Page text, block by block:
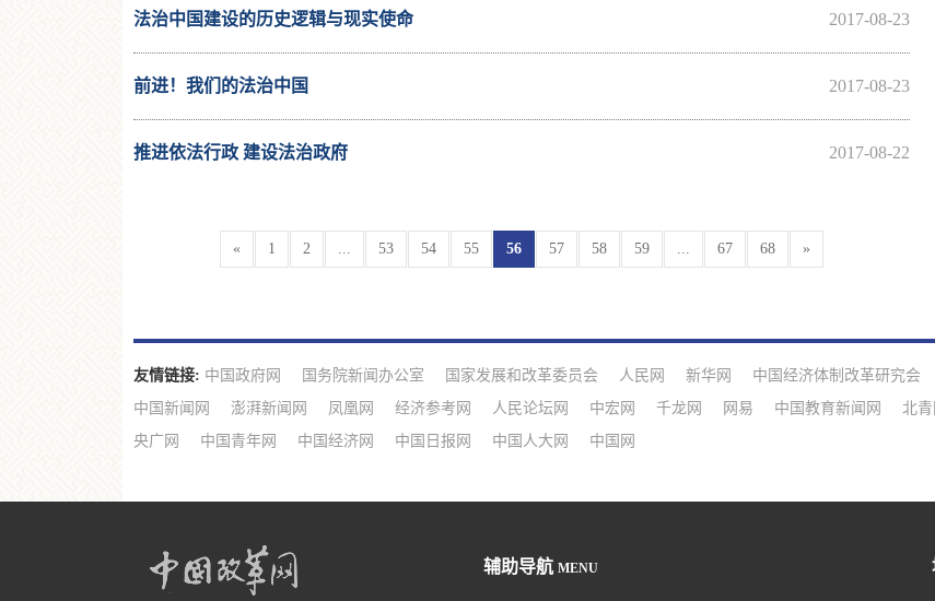
2017-08-23
法治中国建设的历史逻辑与现实使命
2017-08-23
前进！我们的法治中国
2017-08-22
推进依法行政 建设法治政府
« 1 2 ... 53 54 55 56 57 58 59 ... 67 68 »
友情链接: 中国政府网 国务院新闻办公室 国家发展和改革委员会 人民网 新华网 中国经济体制改革研究会
中国新闻网
澎湃新闻网 凤凰网 经济参考网 人民论坛网 中宏网 千龙网 网易 中国教育新闻网 北青
央广网
中国青年网 中国经济网 中国日报网 中国人大网 中国网
辅助导航 MENU